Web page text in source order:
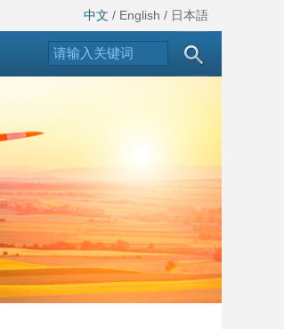
中文 / English / 日本語